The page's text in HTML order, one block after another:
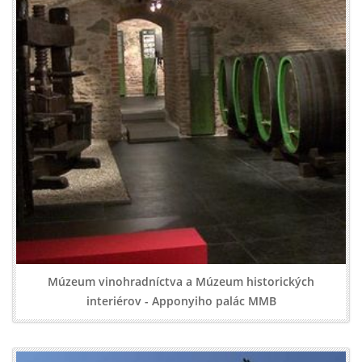
Múzeum vinohradníctva a Múzeum historických
interiérov - Apponyiho palác MMB